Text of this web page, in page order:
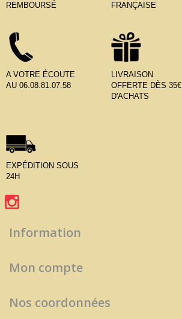
REMBOURSÉ
FRANÇAISE
A VOTRE ÉCOUTE
AU 06.08.81.07.58
LIVRAISON
OFFERTE DÈS 35€
D'ACHATS
EXPÉDITION SOUS
24H
Information
Mon compte
Nos coordonnées